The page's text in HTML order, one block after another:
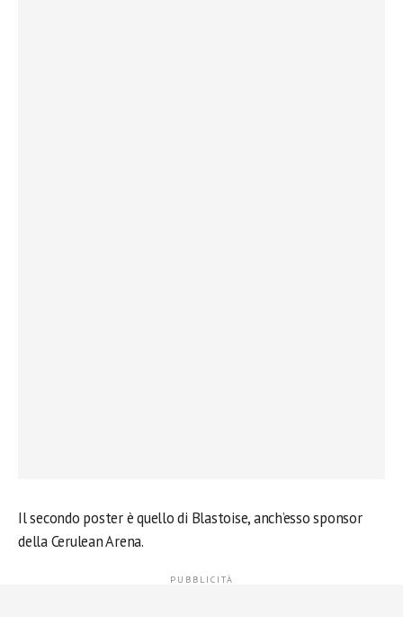
Il secondo poster è quello di Blastoise, anch’esso sponsor
della Cerulean Arena.